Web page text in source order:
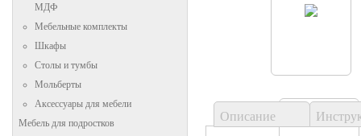
МДФ
Мебельные комплекты
Шкафы
Столы и тумбы
Мольберты
Аксессуары для мебели
Мебель для подростков
Описание